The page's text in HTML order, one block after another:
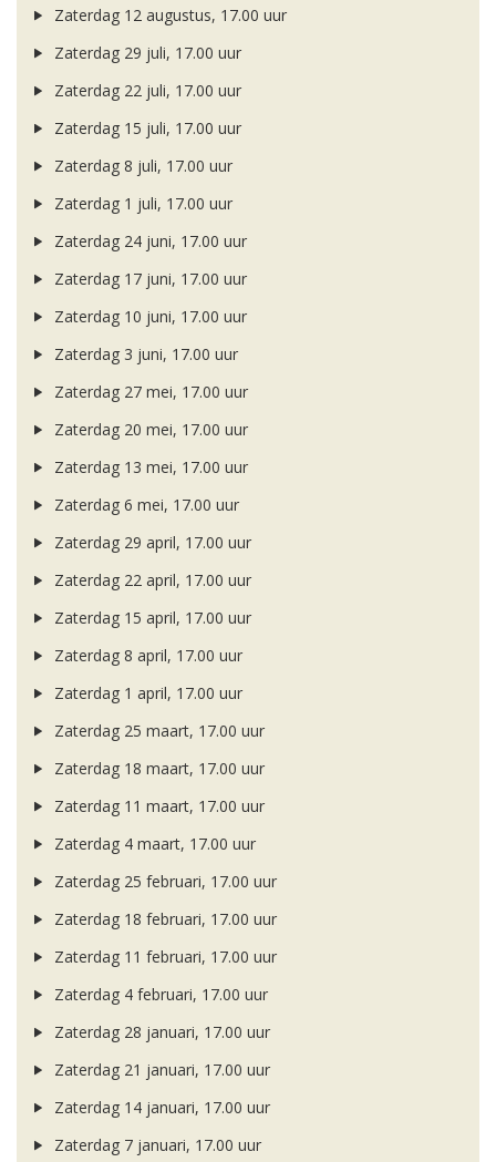
Zaterdag 12 augustus, 17.00 uur
Zaterdag 29 juli, 17.00 uur
Zaterdag 22 juli, 17.00 uur
Zaterdag 15 juli, 17.00 uur
Zaterdag 8 juli, 17.00 uur
Zaterdag 1 juli, 17.00 uur
Zaterdag 24 juni, 17.00 uur
Zaterdag 17 juni, 17.00 uur
Zaterdag 10 juni, 17.00 uur
Zaterdag 3 juni, 17.00 uur
Zaterdag 27 mei, 17.00 uur
Zaterdag 20 mei, 17.00 uur
Zaterdag 13 mei, 17.00 uur
Zaterdag 6 mei, 17.00 uur
Zaterdag 29 april, 17.00 uur
Zaterdag 22 april, 17.00 uur
Zaterdag 15 april, 17.00 uur
Zaterdag 8 april, 17.00 uur
Zaterdag 1 april, 17.00 uur
Zaterdag 25 maart, 17.00 uur
Zaterdag 18 maart, 17.00 uur
Zaterdag 11 maart, 17.00 uur
Zaterdag 4 maart, 17.00 uur
Zaterdag 25 februari, 17.00 uur
Zaterdag 18 februari, 17.00 uur
Zaterdag 11 februari, 17.00 uur
Zaterdag 4 februari, 17.00 uur
Zaterdag 28 januari, 17.00 uur
Zaterdag 21 januari, 17.00 uur
Zaterdag 14 januari, 17.00 uur
Zaterdag 7 januari, 17.00 uur